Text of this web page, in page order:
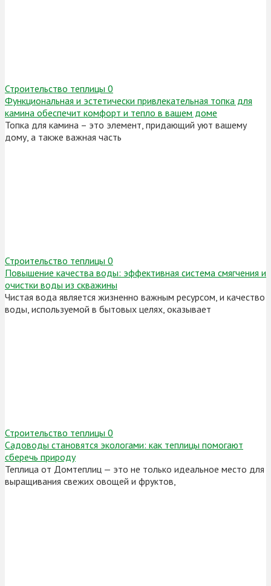
Строительство теплицы 0
Функциональная и эстетически привлекательная топка для
камина обеспечит комфорт и тепло в вашем доме
Топка для камина – это элемент, придающий уют вашему
дому, а также важная часть
Строительство теплицы 0
Повышение качества воды: эффективная система смягчения и
очистки воды из скважины
Чистая вода является жизненно важным ресурсом, и качество
воды, используемой в бытовых целях, оказывает
Строительство теплицы 0
Садоводы становятся экологами: как теплицы помогают
сберечь природу
Теплица от Домтеплиц — это не только идеальное место для
выращивания свежих овощей и фруктов,